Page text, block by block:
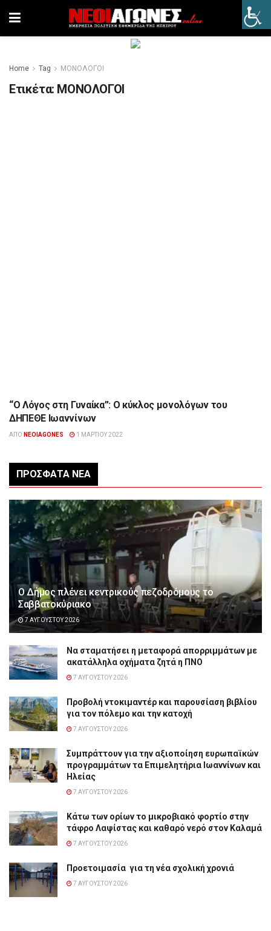
Home Tag ΜΟΝΟΛΟΓΟΙ
Ετικέτα: ΜΟΝΟΛΟΓΟΙ
ΠΟΛΙΤΙΣΜΌΣ
“Ο Λόγος στη Γυναίκα”: Ο κύκλος μονολόγων του
ΔΗΠΕΘΕ Ιωαννίνων
ΑΠΌ NEOIAGONES 1 ΜΑΡΤΊΟΥ 2022
ΠΡΌΣΦΑΤΑ ΝΈΑ
Ο Δήμος πλένει κεντρικούς πεζοδρόμους το
Σαββατοκύριακο
7 ΑΥΓΟΎΣΤΟΥ 2026
Να σταματήσει η μεταφορά απορριμμάτων με
ακατάλληλα οχήματα ζητά η ΠΝΟ
7 ΑΥΓΟΎΣΤΟΥ 2026
Προβολή ντοκιμαντέρ και παρουσίαση βιβλίου
για τον πόλεμο και την κατοχή
7 ΑΥΓΟΎΣΤΟΥ 2026
Συμπράττουν για την αξιοποίηση ευρωπαϊκών
προγραμμάτων τα Επιμελητήρια Ιωαννίνων και
Ηλείας
7 ΑΥΓΟΎΣΤΟΥ 2026
Κάτω των ορίων το μικροβιακό φορτίο στην
τάφρο Λαψίστας και καθαρό νερό στον Καλαμά
7 ΑΥΓΟΎΣΤΟΥ 2026
Προετοιμασία για τη νέα σχολική χρονιά
7 ΑΥΓΟΎΣΤΟΥ 2026